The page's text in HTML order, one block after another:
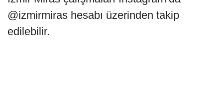
@izmirmiras hesabı üzerinden takip
edilebilir.